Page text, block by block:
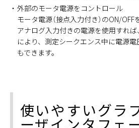
外部のモータ電源をコントロール
モータ電源（接点入力付き）のON/OFF
アナログ入力付きの電源を使用すれ
により、測定シークエンス中に電源
もできます。
使いやすいグラ